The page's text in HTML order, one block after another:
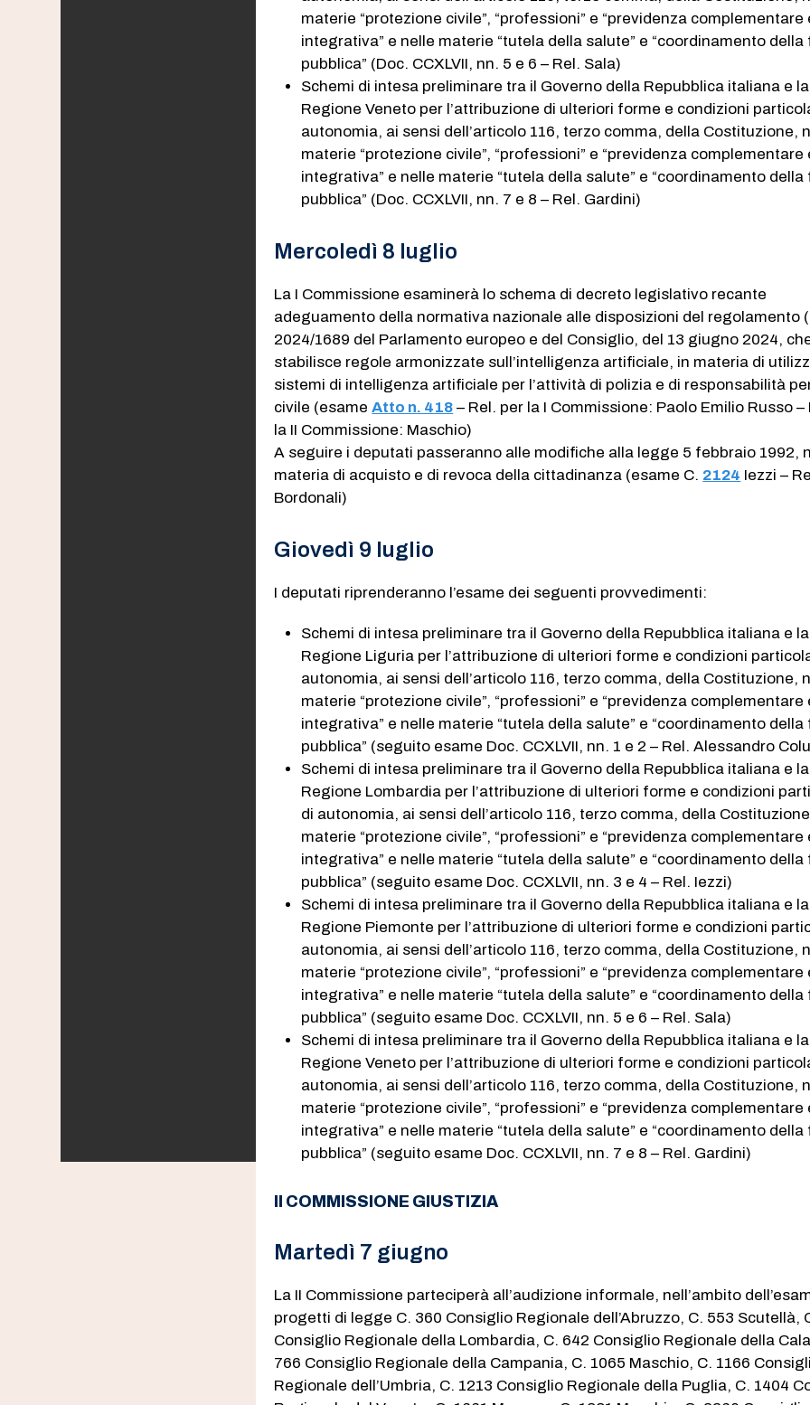
materie “protezione civile”, “professioni” e “previdenza complementare
integrativa” e nelle materie “tutela della salute” e “coordinamento della
pubblica” (Doc. CCXLVII, nn. 5 e 6 – Rel. Sala)
Schemi di intesa preliminare tra il Governo della Repubblica italiana e la
Regione Veneto per l’attribuzione di ulteriori forme e condizioni
autonomia, ai sensi dell’articolo 116, terzo comma, della Costituzione,
materie “protezione civile”, “professioni” e “previdenza complementare
integrativa” e nelle materie “tutela della salute” e “coordinamento della
pubblica” (Doc. CCXLVII, nn. 7 e 8 – Rel. Gardini)
Mercoledì 8 luglio
La I Commissione esaminerà lo schema di decreto legislativo recante
adeguamento della normativa nazionale alle disposizioni del regolamento
2024/1689 del Parlamento europeo e del Consiglio, del 13 giugno 2024,
stabilisce regole armonizzate sull’intelligenza artificiale, in materia di
sistemi di intelligenza artificiale per l’attività di polizia e di responsabilità
civile (esameAtto n. 418 – Rel. per la I Commissione: Paolo Emilio Russo –
la II Commissione: Maschio)
A seguire i deputati passeranno alle modifiche alla legge 5 febbraio 1992,
materia di acquisto e di revoca della cittadinanza (esame C. 2124 Iezzi –
Bordonali)
Giovedì 9 luglio
I deputati riprenderanno l’esame dei seguenti provvedimenti:
Schemi di intesa preliminare tra il Governo della Repubblica italiana e la
Regione Liguria per l’attribuzione di ulteriori forme e condizioni
autonomia, ai sensi dell’articolo 116, terzo comma, della Costituzione,
materie “protezione civile”, “professioni” e “previdenza complementare
integrativa” e nelle materie “tutela della salute” e “coordinamento della
pubblica” (seguito esame Doc. CCXLVII, nn. 1 e 2 – Rel. Alessandro
Schemi di intesa preliminare tra il Governo della Repubblica italiana e la
Regione Lombardia per l’attribuzione di ulteriori forme e condizioni
di autonomia, ai sensi dell’articolo 116, terzo comma, della
materie “protezione civile”, “professioni” e “previdenza complementare
integrativa” e nelle materie “tutela della salute” e “coordinamento della
pubblica” (seguito esame Doc. CCXLVII, nn. 3 e 4 – Rel. Iezzi)
Schemi di intesa preliminare tra il Governo della Repubblica italiana e la
Regione Piemonte per l’attribuzione di ulteriori forme e condizioni
autonomia, ai sensi dell’articolo 116, terzo comma, della Costituzione,
materie “protezione civile”, “professioni” e “previdenza complementare
integrativa” e nelle materie “tutela della salute” e “coordinamento della
pubblica” (seguito esame Doc. CCXLVII, nn. 5 e 6 – Rel. Sala)
Schemi di intesa preliminare tra il Governo della Repubblica italiana e la
Regione Veneto per l’attribuzione di ulteriori forme e condizioni
autonomia, ai sensi dell’articolo 116, terzo comma, della Costituzione,
materie “protezione civile”, “professioni” e “previdenza complementare
integrativa” e nelle materie “tutela della salute” e “coordinamento della
pubblica” (seguito esame Doc. CCXLVII, nn. 7 e 8 – Rel. Gardini)
II COMMISSIONE GIUSTIZIA
Martedì 7 giugno
La II Commissione parteciperà all’audizione informale, nell’ambito
progetti di legge C. 360​ Consiglio Regionale dell’Abruzzo, C. 553​ Scutellà,
Consiglio Regionale della Lombardia, C. 642​ Consiglio Regionale della
766​ Consiglio Regionale della Campania, C. 1065​ Maschio, C. 1166​
Regionale dell’Umbria, C. 1213​ Consiglio Regionale della Puglia, C. 1404​